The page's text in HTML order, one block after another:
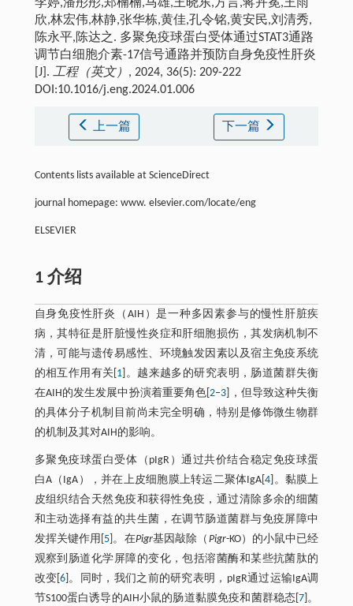
李婷,潘彤彤,郑楠楠,马雄,王晓东,方言,蒋卉冕,王雨
欣,林宏伟,林静,张华栋,黄佳,孔令铭,黄安民,刘清秀,
陈永平,陈达之. 多聚免疫球蛋白受体通过STAT3通路
调节白细胞介素-17信号通路并预防自身免疫性肝炎
[J]. 工程（英文） , 2024, 36(5): 209-222
DOI:10.1016/j.eng.2024.01.006
上一篇 下一篇
Contents lists available at ScienceDirect
journal homepage: www. elsevier.com/locate/eng
ELSEVIER
1 介绍
自身免疫性肝炎（AIH）是一种多因素参与的慢性肝脏疾
病，其特征是肝脏慢性炎症和肝细胞损伤，其发病机制不
清，可能与遗传易感性、环境触发因素以及宿主免疫系统
的相互作用有关[ 1 ]。越来越多的研究表明，肠道菌群失衡
在AIH的发生发展中扮演着重要角色[2‒3 ]，但导致这种失衡
的具体分子机制目前尚未完全明确，特别是修饰微生物群
的机制及其对AIH的影响。
多聚免疫球蛋白受体（pIgR）通过共价结合稳定免疫球蛋
白A（IgA），并在上皮细胞膜上转运二聚体IgA[4 ]。黏膜上
皮组织结合天然免疫和获得性免疫，通过清除多余的细菌
和主动选择有益的共生菌，在调节肠道菌群与免疫屏障中
发挥关键作用[ 5 ]。在Pigr基因敲除（ Pigr-KO）的小鼠中已经
观察到肠道化学屏障的变化，包括溶菌酶和某些抗菌肽的
改变[6 ]。同时，我们之前的研究表明，pIgR通过运输IgA调
节S100蛋白诱导的AIH小鼠的肠道黏膜免疫和菌群稳态[7 ]。